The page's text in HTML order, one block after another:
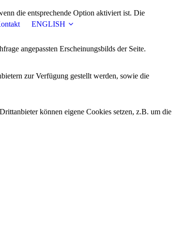
ENGLISH
die entsprechende Option aktiviert ist. Die
angepassten Erscheinungsbilds der Seite.
zur Verfügung gestellt werden, sowie die
können eigene Cookies setzen, z.B. um die